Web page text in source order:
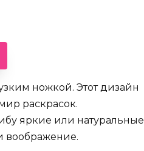
ножкой. Этот дизайн
раскрасок.
яркие или натуральные
воображение.